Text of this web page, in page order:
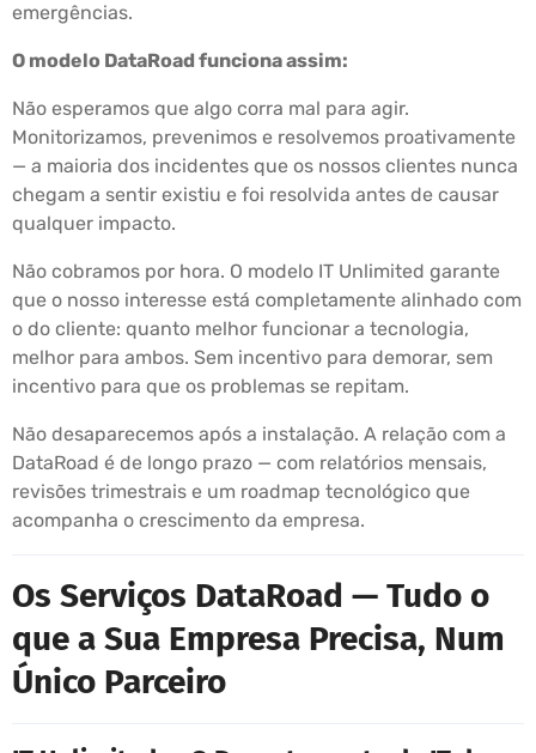
emergências.
O modelo DataRoad funciona assim:
Não esperamos que algo corra mal para agir.
Monitorizamos, prevenimos e resolvemos proativamente
— a maioria dos incidentes que os nossos clientes nunca
chegam a sentir existiu e foi resolvida antes de causar
qualquer impacto.
Não cobramos por hora. O modelo IT Unlimited garante
que o nosso interesse está completamente alinhado com
o do cliente: quanto melhor funcionar a tecnologia,
melhor para ambos. Sem incentivo para demorar, sem
incentivo para que os problemas se repitam.
Não desaparecemos após a instalação. A relação com a
DataRoad é de longo prazo — com relatórios mensais,
revisões trimestrais e um roadmap tecnológico que
acompanha o crescimento da empresa.
Os Serviços DataRoad — Tudo o
que a Sua Empresa Precisa, Num
Único Parceiro